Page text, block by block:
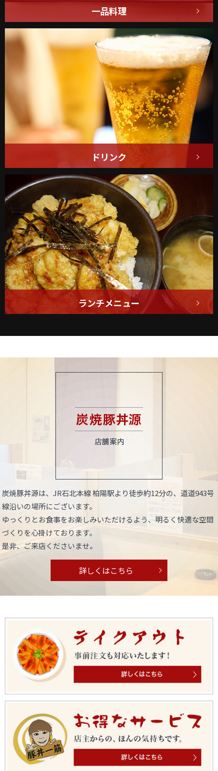
一品料理
ザンギや串焼きは
お酒の肴にピッタリです！
詳しくはこちら
ドリンク
生ビールや日本酒なども
ご用意しております！
詳しくはこちら
ランチメニュー
詳しくはこちら
炭焼豚丼源は、JR石北本線 柏陽駅より徒歩約12分の、道道943号
線沿いの場所にございます。
ゆっくりとお食事をお楽しみいただけるよう、明るく快適な空間
づくりを心掛けております。
是非、ご来店くださいませ。
詳しくはこちら